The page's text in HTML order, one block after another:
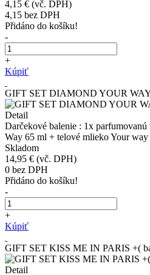
4,15 € (vč. DPH)
4,15 bez DPH
Přidáno do košíku!
-
+
Kúpiť
GIFT SET DIAMOND YOUR
Detail
Darčekové balenie : 1x
Way 65 ml + telové mlieko Your way
Skladom
14,95 € (vč. DPH)
0 bez DPH
Přidáno do košíku!
-
+
Kúpiť
GIFT SET KISS ME IN PARIS +(
Detail